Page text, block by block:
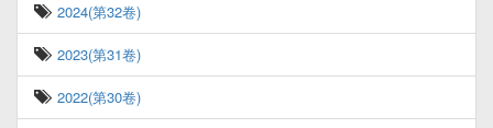
2024(第32卷)
2023(第31卷)
2022(第30卷)